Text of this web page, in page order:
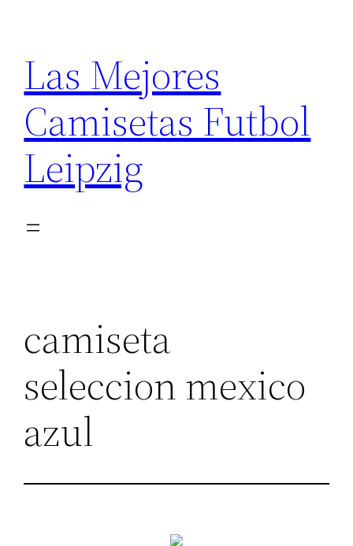
contenido
Las Mejores
Camisetas Futbol
Leipzig
camiseta
seleccion mexico
azul